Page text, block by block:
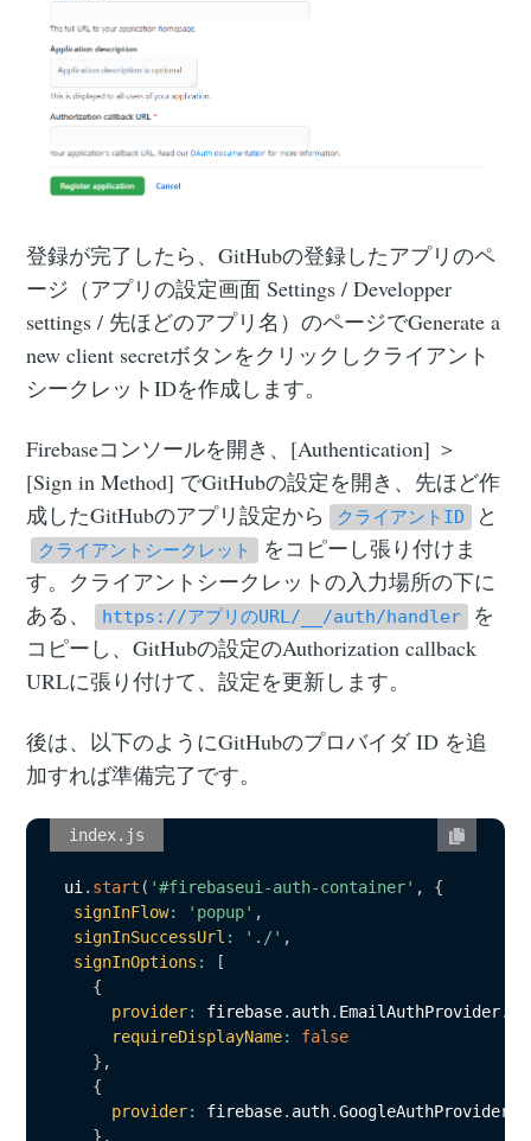
登録が完了したら、GitHubの登録したアプリのペ
ージ（アプリの設定画面 Settings / Developper
settings / 先ほどのアプリ名）のページでGenerate a
new client secretボタンをクリックしクライアント
シークレットIDを作成します。
Firebaseコンソールを開き、[Authentication] ＞
[Sign in Method] でGitHubの設定を開き、先ほど作
成したGitHubのアプリ設定から
クライアントID と
クライアントシークレット
をコピーし張り付けま
す。クライアントシークレットの入力場所の下に
ある、
https://アプリのURL/__/auth/handler
を
コピーし、GitHubの設定のAuthorization callback
URLに張り付けて、設定を更新します。
後は、以下のようにGitHubのプロバイダ ID を追
加すれば準備完了です。
index.js
ui . start ( '#firebaseui-auth-container' ,
{
signInFlow: 'popup' ,
signInSuccessUrl : './' ,
signInOptions :
[
{
provider: firebase. auth. EmailAuthProvider.
requireDisplayName:
false
} ,
{
provider: firebase. auth.GoogleAuthProvider
} ,